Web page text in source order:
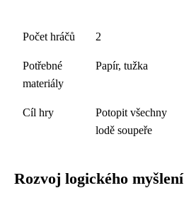
Počet hráčů 2
Potřebné
materiály
Papír, tužka
Cíl hry
Potopit všechny
lodě soupeře
Rozvoj logického myšlení